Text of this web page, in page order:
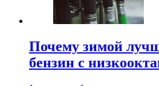
Почему зимой
бензин с